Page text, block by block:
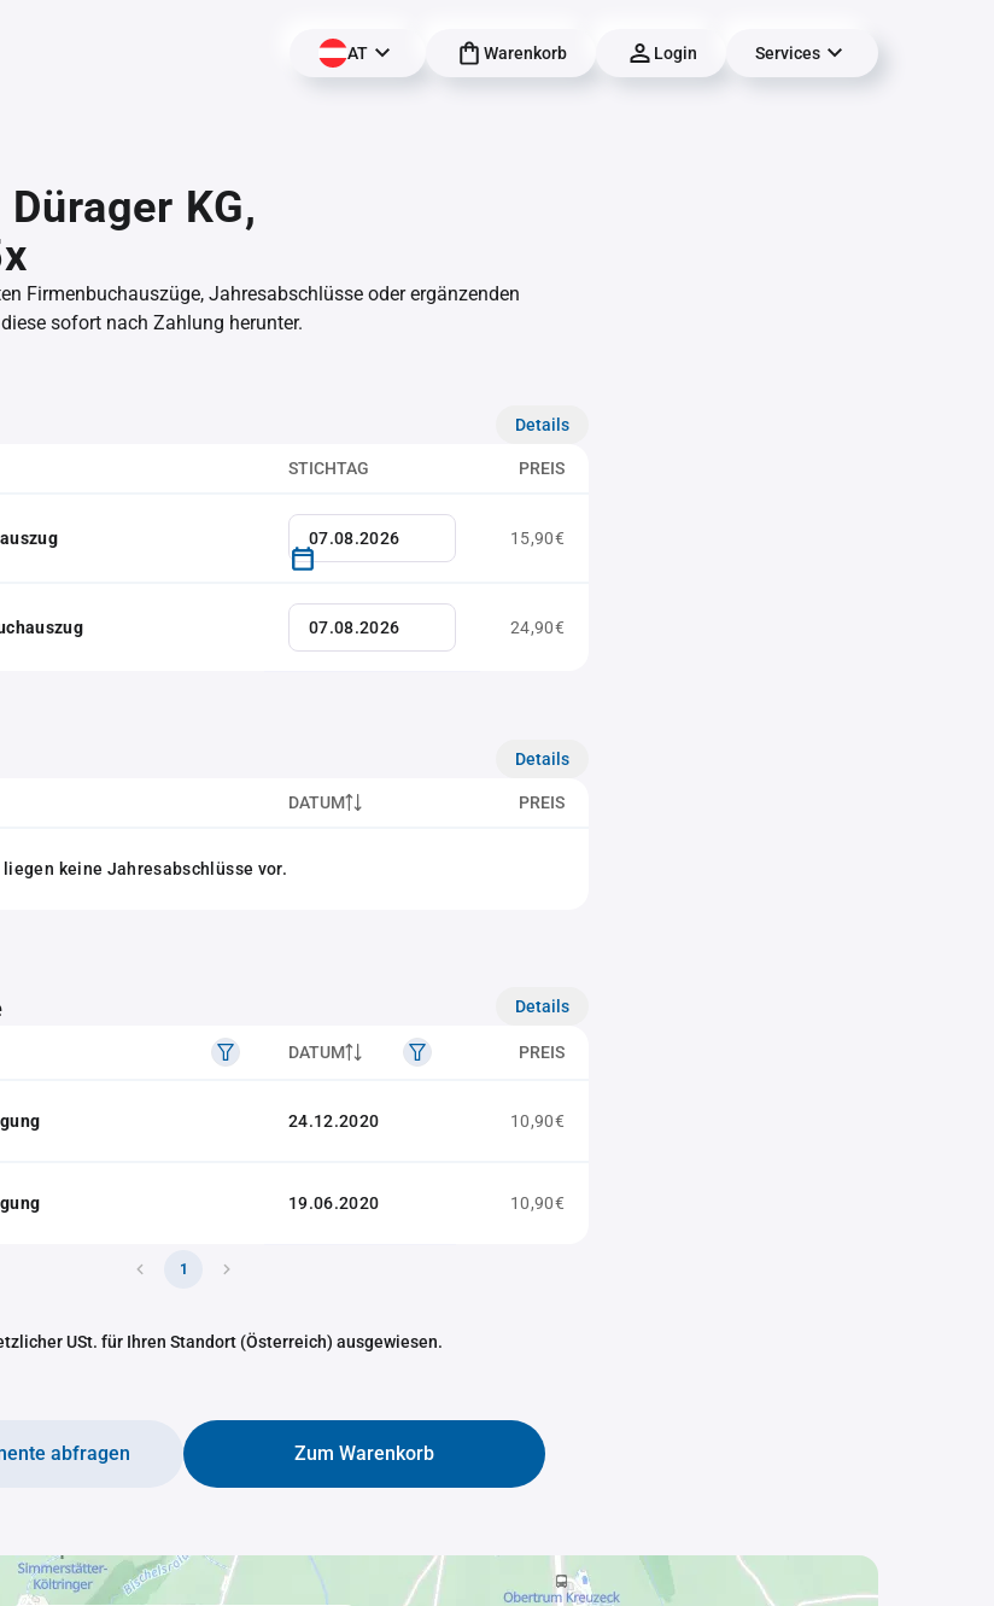
AT Warenkorb Login Services
KG,
Firmenbuchauszüge, Jahresabschlüsse oder ergänzenden
sofort nach Zahlung herunter.
Details
STICHTAG PREIS
15,90€
24,90€
Details
DATUM PREIS
keine Jahresabschlüsse vor.
Details
DATUM PREIS
24.12.2020 10,90€
19.06.2020 10,90€
1
USt. für Ihren Standort (Österreich) ausgewiesen.
Zum Warenkorb
abfragen